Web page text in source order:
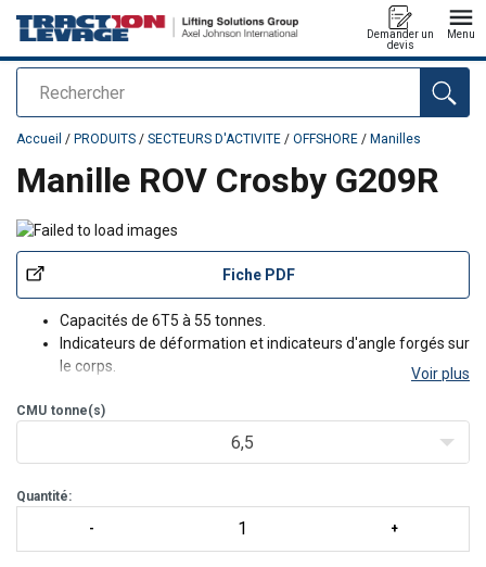
Rechercher
Demander un
devis
Menu
Ajouté au panier
Accueil / PRODUITS / SECTEURS D'ACTIVITE / OFFSHORE / Manilles
Manille ROV Crosby G209R
Fiche PDF
Capacités de 6T5 à 55 tonnes.
Indicateurs de déformation et indicateurs d'angle forgés sur
le corps.
Voir plus
CMU tonne(s)
6,5
Quantité: